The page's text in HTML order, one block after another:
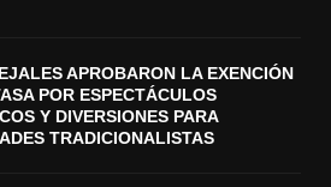
APROBARON LA EXENCIÓN
POR ESPECTÁCULOS
Y DIVERSIONES PARA
TRADICIONALISTAS